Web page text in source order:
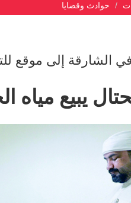
حوادث وقضايا
الشارقة إلى موقع
يبيع مياه